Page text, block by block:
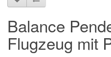
Balance
Flugzeug mit